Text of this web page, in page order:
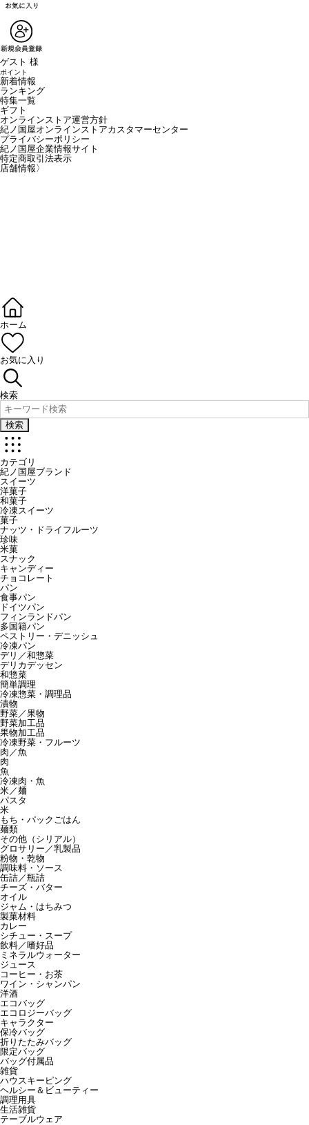
ゲスト 様
ポイント
新着情報
ランキング
特集一覧
ギフト
オンラインストア運営方針
紀ノ国屋オンラインストアカスタマーセンター
プライバシーポリシー
紀ノ国屋企業情報サイト
特定商取引法表示
店舗情報 〉
ホーム
お気に入り
検索
検索
カテゴリ
紀ノ国屋ブランド
スイーツ
洋菓子
和菓子
冷凍スイーツ
菓子
ナッツ・ドライフルーツ
珍味
米菓
スナック
キャンディー
チョコレート
パン
食事パン
ドイツパン
フィンランドパン
多国籍パン
ペストリー・デニッシュ
冷凍パン
デリ／和惣菜
デリカデッセン
和惣菜
簡単調理
冷凍惣菜・調理品
漬物
野菜／果物
野菜加工品
果物加工品
冷凍野菜・フルーツ
肉／魚
肉
魚
冷凍肉・魚
米／麺
パスタ
米
もち・パックごはん
麺類
その他（シリアル）
グロサリー／乳製品
粉物・乾物
調味料・ソース
缶詰／瓶詰
チーズ・バター
オイル
ジャム・はちみつ
製菓材料
カレー
シチュー・スープ
飲料／嗜好品
ミネラルウォーター
ジュース
コーヒー・お茶
ワイン・シャンパン
洋酒
エコバッグ
エコロジーバッグ
キャラクター
保冷バッグ
折りたたみバッグ
限定バッグ
バッグ付属品
雑貨
ハウスキーピング
ヘルシー＆ビューティー
調理用具
生活雑貨
テーブルウェア